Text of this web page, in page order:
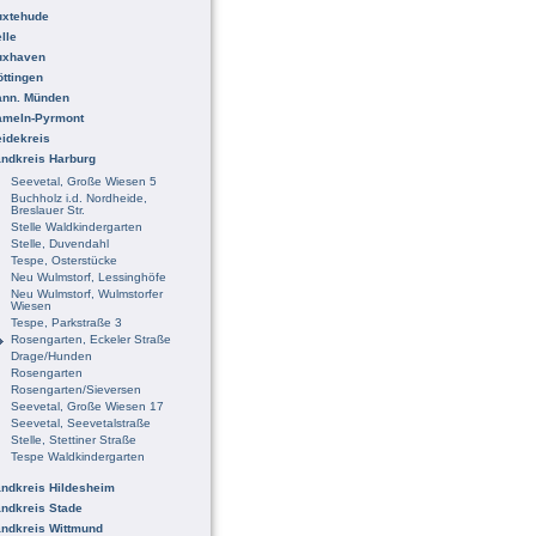
Münden
Pyrmont
Harburg
Seevetal, Große Wiesen 5
Buchholz i.d. Nordheide,
Breslauer Str.
Stelle Waldkindergarten
Stelle, Duvendahl
Tespe, Osterstücke
Neu Wulmstorf, Lessinghöfe
Neu Wulmstorf, Wulmstorfer
Wiesen
Tespe, Parkstraße 3
Rosengarten, Eckeler Straße
Drage/Hunden
Rosengarten
Rosengarten/Sieversen
Seevetal, Große Wiesen 17
Seevetal, Seevetalstraße
Stelle, Stettiner Straße
Tespe Waldkindergarten
Hildesheim
Stade
Wittmund